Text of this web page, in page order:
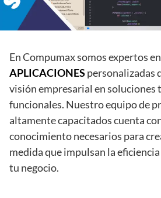
En Compumax somos expertos en
APLICACIONES personalizadas
visión empresarial en soluciones
funcionales. Nuestro equipo de
altamente capacitados cuenta
conocimiento necesarios para
medida que impulsan la
tu negocio.